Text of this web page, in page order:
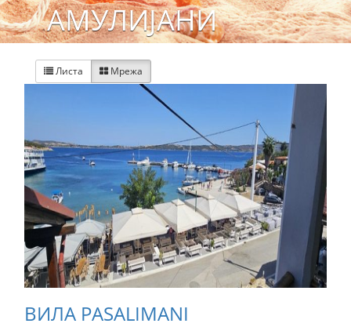
АМУЛИЈАНИ
Листа Мрежа
ВИЛА PASALIMANI